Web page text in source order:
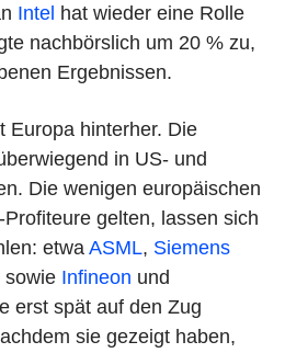
Intel hat wieder eine Rolle
nachbörslich um 20 % zu,
Ergebnissen.
Europa hinterher. Die
in US- und
Die wenigen europäischen
gelten, lassen sich
etwa ASML, Siemens
sowie Infineon und
erst spät auf den Zug
sie gezeigt haben,